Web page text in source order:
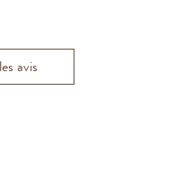
avis